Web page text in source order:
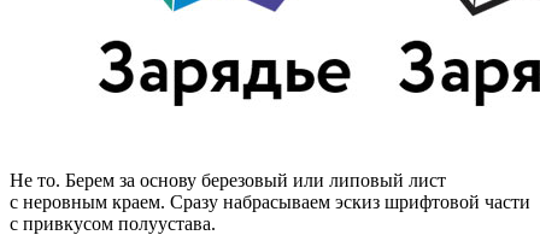
Не то. Берем за основу березовый или липовый лист
с неровным краем. Сразу набрасываем эскиз шрифтовой части
с привкусом полуустава.